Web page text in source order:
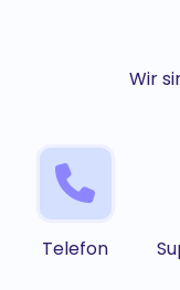
Wir
Telefon